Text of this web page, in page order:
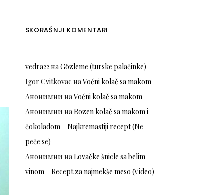
SKORAŠNJI KOMENTARI
vedra22наGözleme (turske palačinke)
Igor Cvitkovac наVoćni kolač sa makom
Анонимни наVoćni kolač sa makom
Анонимни наRozen kolač sa makom i
čokoladom – Najkremastiji recept (Ne
peče se)
Анонимни наLovačke šnicle sa belim
vinom – Recept za najmekše meso (Video)